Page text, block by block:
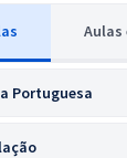
Aulas
Portuguesa